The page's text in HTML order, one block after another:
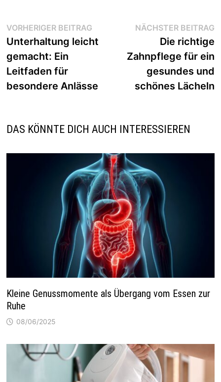
Beitragsnavigation
VORHERIGER BEITRAGVorheriger
Beitrag:
Unterhaltung leicht
gemacht: Ein
Leitfaden für
besondere Anlässe
NÄCHSTER BEITRAG
Die richtige
Zahnpflege für ein
gesundes und
schönes Lächeln
DAS KÖNNTE DICH AUCH INTERESSIEREN
Kleine Genussmomente als Übergang vom Essen zur
Ruhe
08/06/2025